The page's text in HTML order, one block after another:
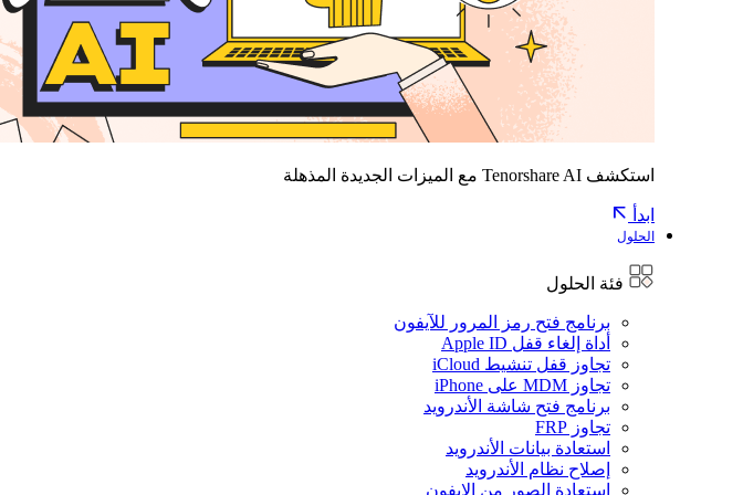
استكشف Tenorshare AI مع الميزات الجديدة المذهلة
ابدأ
الحلول
فئة الحلول
برنامج فتح رمز المرور للآيفون
أداة إلغاء قفل Apple ID
تجاوز قفل تنشيط iCloud
تجاوز MDM على iPhone
برنامج فتح شاشة الأندرويد
تجاوز FRP
استعادة بيانات الأندرويد
إصلاح نظام الأندرويد
استعادة الصور من الايفون